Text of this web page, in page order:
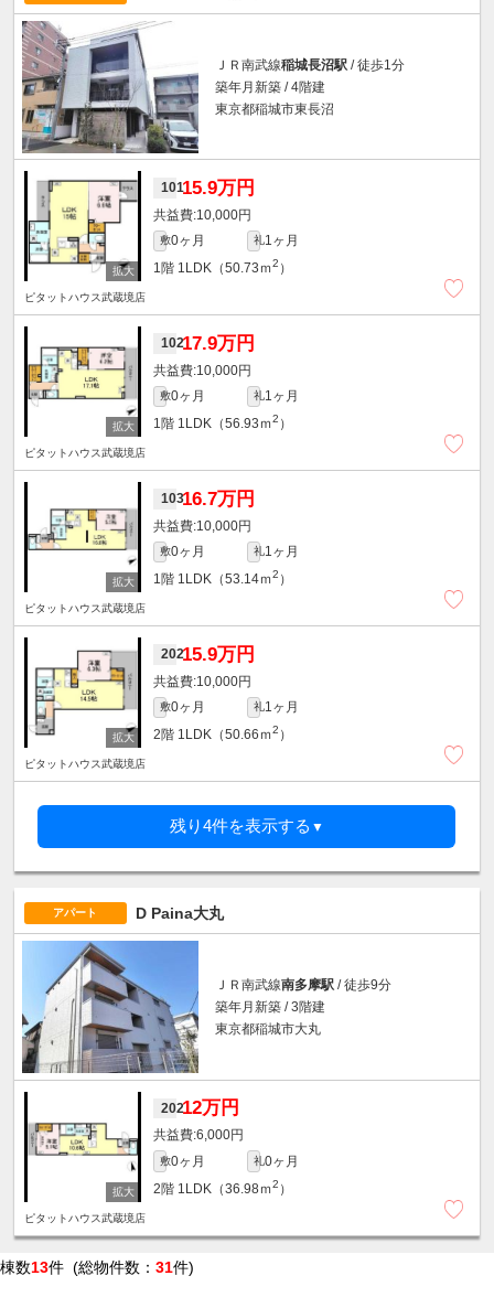
ＪＲ南武線稲城長沼駅 / 徒歩1分
築年月新築 / 4階建
東京都稲城市東長沼
10115.9万円
10,000円
敷0ヶ月 礼1ヶ月
1階 1LDK（50.73ｍ2 ）
ピタットハウス武蔵境店
10217.9万円
10,000円
敷0ヶ月 礼1ヶ月
1階 1LDK（56.93ｍ2 ）
ピタットハウス武蔵境店
10316.7万円
10,000円
敷0ヶ月 礼1ヶ月
1階 1LDK（53.14ｍ2 ）
ピタットハウス武蔵境店
20215.9万円
10,000円
敷0ヶ月 礼1ヶ月
2階 1LDK（50.66ｍ2 ）
ピタットハウス武蔵境店
残り4件を表示する ▼
アパート D Paina大丸
ＪＲ南武線南多摩駅 / 徒歩9分
築年月新築 / 3階建
東京都稲城市大丸
20212万円
6,000円
敷0ヶ月 礼0ヶ月
2階 1LDK（36.98ｍ2 ）
ピタットハウス武蔵境店
棟数13件 (総物件数： 31件)